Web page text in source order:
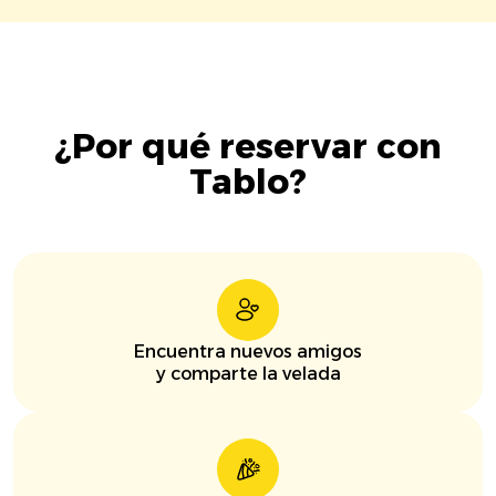
¿Por qué reservar con
Tablo?
Encuentra nuevos amigos
y comparte la velada